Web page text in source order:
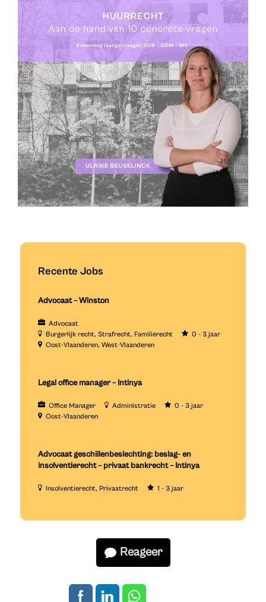
Recente Jobs
Advocaat – Winston
Advocaat
Burgerlijk recht Strafrecht Familierecht
0 - 3 jaar
Oost-Vlaanderen West-Vlaanderen
Legal office manager – Intinya
Office Manager Administratie
0 - 3 jaar
Oost-Vlaanderen
Advocaat geschillenbeslechting: beslag- en
insolventierecht – privaat bankrecht – Intinya
Insolventierecht Privaatrecht 1 - 3 jaar
Reageer